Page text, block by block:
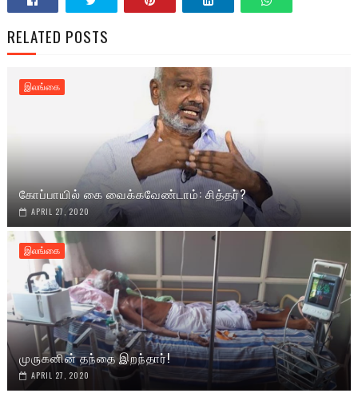
RELATED POSTS
இலங்கை
கோப்பாயில் கை வைக்கவேண்டாம்: சித்தர்?
APRIL 27, 2020
இலங்கை
முருகனின் தந்தை இறந்தார்!
APRIL 27, 2020